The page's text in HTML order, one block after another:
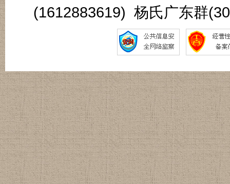
(1612883619) 杨氏广东群